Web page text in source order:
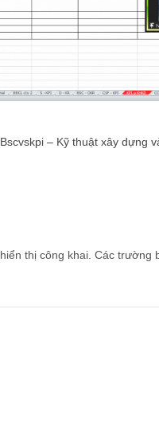
– Kỹ thuật xây dựng
thị công khai. Các trường